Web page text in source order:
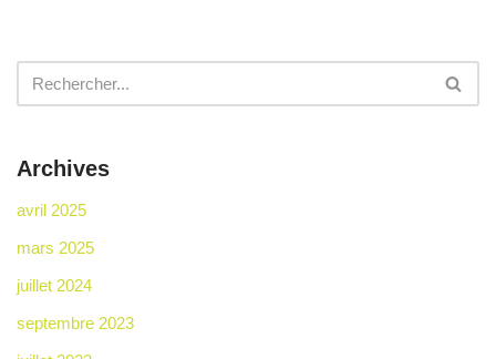
Archives
avril 2025
mars 2025
juillet 2024
septembre 2023